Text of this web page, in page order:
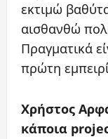
εκτιμώ
αισθανθώ
Πραγματικά
πρώτη
Χρήστος
κάποια